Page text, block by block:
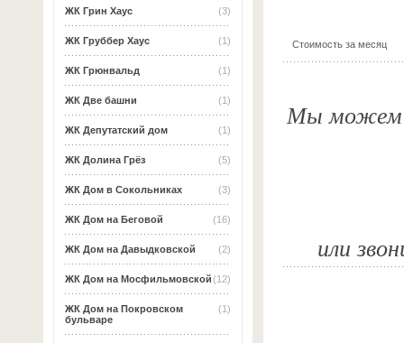
(3)
ЖК Грин Хаус
(1)
ЖК Груббер Хаус
(1)
ЖК Грюнвальд
(1)
ЖК Две башни
(1)
ЖК Депутатский дом
(5)
ЖК Долина Грёз
(3)
ЖК Дом в Сокольниках
(16)
ЖК Дом на Беговой
(2)
ЖК Дом на Давыдковской
(12)
ЖК Дом на Мосфильмовской
(1)
ЖК Дом на Покровском
бульваре
Стоимость за месяц
Мы можем
или